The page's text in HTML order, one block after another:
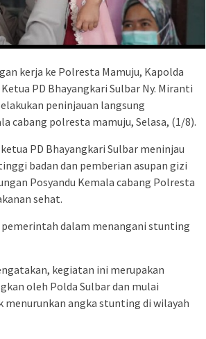
kerja ke Polresta Mamuju, Kapolda
PD Bhayangkari Sulbar Ny. Miranti
peninjauan langsung
cabang polresta mamuju, Selasa, (1/8).
PD Bhayangkari Sulbar meninjau
badan dan pemberian asupan gizi
Posyandu Kemala cabang Polresta
sehat.
dalam menangani stunting
kegiatan ini merupakan
oleh Polda Sulbar dan mulai
menurunkan angka stunting di wilayah